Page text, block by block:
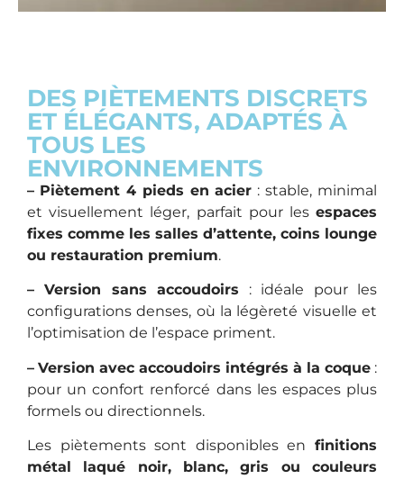
DES PIÈTEMENTS DISCRETS
ET ÉLÉGANTS, ADAPTÉS À
TOUS LES
ENVIRONNEMENTS
– Piètement 4 pieds en acier : stable, minimal
et visuellement léger, parfait pour les espaces
fixes comme les salles d’attente, coins lounge
ou restauration premium.
– Version sans accoudoirs : idéale pour les
configurations denses, où la légèreté visuelle et
l’optimisation de l’espace priment.
– Version avec accoudoirs intégrés à la coque :
pour un confort renforcé dans les espaces plus
formels ou directionnels.
Les piètements sont disponibles en finitions
métal laqué noir, blanc, gris ou couleurs